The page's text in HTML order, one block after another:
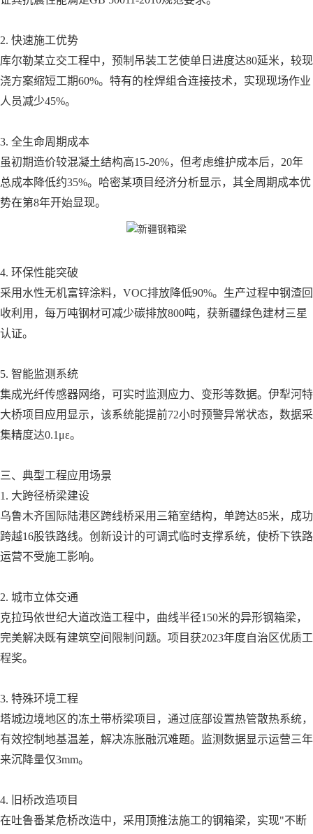
2. 快速施工优势
库尔勒某立交工程中，预制吊装工艺使单日进度达80延米，较现
浇方案缩短工期60%。特有的栓焊组合连接技术，实现现场作业
人员减少45%。
3. 全生命周期成本
虽初期造价较混凝土结构高15-20%，但考虑维护成本后，20年
总成本降低约35%。哈密某项目经济分析显示，其全周期成本优
势在第8年开始显现。
4. 环保性能突破
采用水性无机富锌涂料，VOC排放降低90%。生产过程中钢渣回
收利用，每万吨钢材可减少碳排放800吨，获新疆绿色建材三星
认证。
5. 智能监测系统
集成光纤传感器网络，可实时监测应力、变形等数据。伊犁河特
大桥项目应用显示，该系统能提前72小时预警异常状态，数据采
集精度达0.1με。
三、典型工程应用场景
1. 大跨径桥梁建设
乌鲁木齐国际陆港区跨线桥采用三箱室结构，单跨达85米，成功
跨越16股铁路线。创新设计的可调式临时支撑系统，使桥下铁路
运营不受施工影响。
2. 城市立体交通
克拉玛依世纪大道改造工程中，曲线半径150米的异形钢箱梁，
完美解决既有建筑空间限制问题。项目获2023年度自治区优质工
程奖。
3. 特殊环境工程
塔城边境地区的冻土带桥梁项目，通过底部设置热管散热系统，
有效控制地基温差，解决冻胀融沉难题。监测数据显示运营三年
来沉降量仅3mm。
4. 旧桥改造项目
在吐鲁番某危桥改造中，采用顶推法施工的钢箱梁，实现"不断